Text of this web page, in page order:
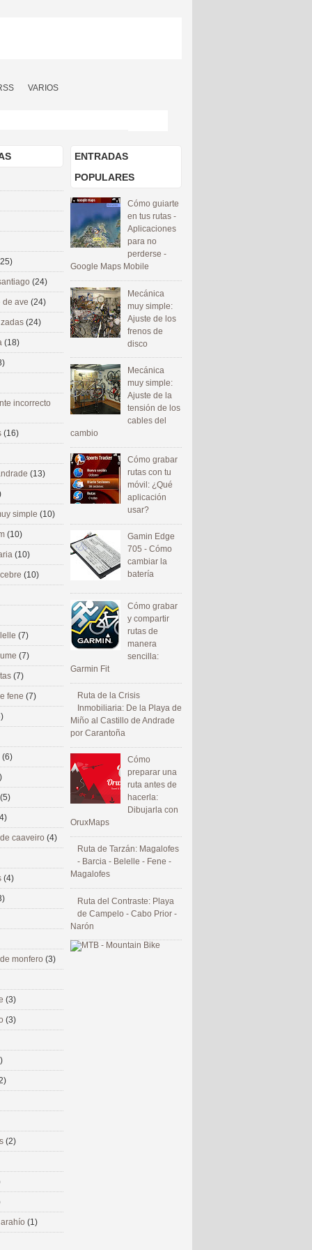
VARIOS
ENTRADAS
POPULARES
Cómo guiarte
en tus rutas -
Aplicaciones
para no
perderse -
Google Maps Mobile
Mecánica
muy simple:
Ajuste de los
frenos de
disco
Mecánica
muy simple:
Ajuste de la
tensión de los
cables del
cambio
Cómo grabar
rutas con tu
móvil: ¿Qué
aplicación
usar?
Gamin Edge
705 - Cómo
cambiar la
batería
Cómo grabar
y compartir
rutas de
manera
sencilla:
Garmin Fit
Ruta de la Crisis
Inmobiliaria: De la Playa de
Miño al Castillo de Andrade
por Carantoña
Cómo
preparar una
ruta antes de
hacerla:
Dibujarla con
OruxMaps
Ruta de Tarzán: Magalofes
- Barcia - Belelle - Fene -
Magalofes
Ruta del Contraste: Playa
de Campelo - Cabo Prior -
Narón
(24)
de ave (24)
(24)
(18)
incorrecto
(16)
(13)
simple (10)
(10)
(10)
(10)
(7)
(7)
(7)
fene (7)
(6)
(5)
caaveiro (4)
(4)
monfero (3)
(3)
(3)
(2)
(1)